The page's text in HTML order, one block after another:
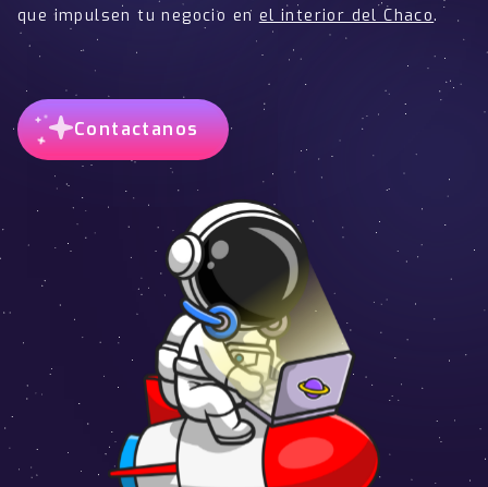
que impulsen tu negocio en el interior del Chaco.
Contactanos